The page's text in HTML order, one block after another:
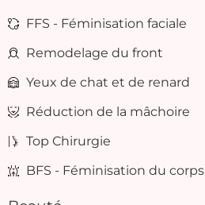
FFS - Féminisation faciale
Remodelage du front
Yeux de chat et de renard
Réduction de la mâchoire
Top Chirurgie
BFS - Féminisation du corps